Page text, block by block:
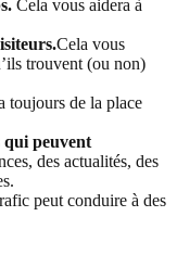
Cela vous aidera à
Cela vous
trouvent (ou non)
toujours de la place
qui peuvent
des actualités, des
peut conduire à des